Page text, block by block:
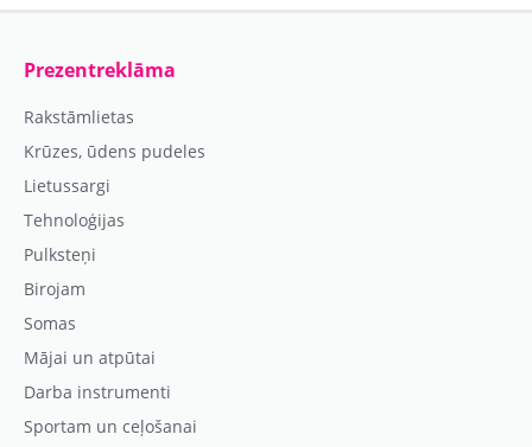
Prezentreklāma
Rakstāmlietas
Krūzes, ūdens pudeles
Lietussargi
Tehnoloģijas
Pulksteņi
Birojam
Somas
Mājai un atpūtai
Darba instrumenti
Sportam un ceļošanai